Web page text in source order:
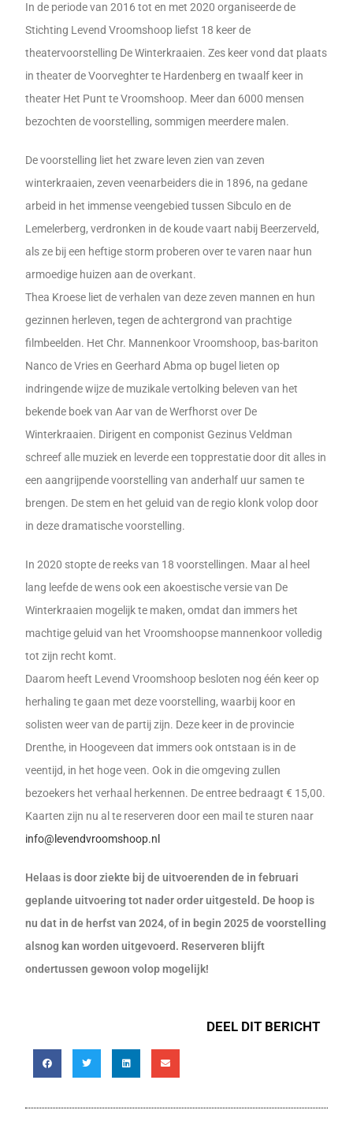
In de periode van 2016 tot en met 2020 organiseerde de
Stichting Levend Vroomshoop liefst 18 keer de
theatervoorstelling De Winterkraaien. Zes keer vond dat plaats
in theater de Voorveghter te Hardenberg en twaalf keer in
theater Het Punt te Vroomshoop. Meer dan 6000 mensen
bezochten de voorstelling, sommigen meerdere malen.
De voorstelling liet het zware leven zien van zeven
winterkraaien, zeven veenarbeiders die in 1896, na gedane
arbeid in het immense veengebied tussen Sibculo en de
Lemelerberg, verdronken in de koude vaart nabij Beerzerveld,
als ze bij een heftige storm proberen over te varen naar hun
armoedige huizen aan de overkant.
Thea Kroese liet de verhalen van deze zeven mannen en hun
gezinnen herleven, tegen de achtergrond van prachtige
filmbeelden. Het Chr. Mannenkoor Vroomshoop, bas-bariton
Nanco de Vries en Geerhard Abma op bugel lieten op
indringende wijze de muzikale vertolking beleven van het
bekende boek van Aar van de Werfhorst over De
Winterkraaien. Dirigent en componist Gezinus Veldman
schreef alle muziek en leverde een topprestatie door dit alles in
een aangrijpende voorstelling van anderhalf uur samen te
brengen. De stem en het geluid van de regio klonk volop door
in deze dramatische voorstelling.
In 2020 stopte de reeks van 18 voorstellingen. Maar al heel
lang leefde de wens ook een akoestische versie van De
Winterkraaien mogelijk te maken, omdat dan immers het
machtige geluid van het Vroomshoopse mannenkoor volledig
tot zijn recht komt.
Daarom heeft Levend Vroomshoop besloten nog één keer op
herhaling te gaan met deze voorstelling, waarbij koor en
solisten weer van de partij zijn. Deze keer in de provincie
Drenthe, in Hoogeveen dat immers ook ontstaan is in de
veentijd, in het hoge veen. Ook in die omgeving zullen
bezoekers het verhaal herkennen. De entree bedraagt € 15,00.
Kaarten zijn nu al te reserveren door een mail te sturen naar
info@levendvroomshoop.nl
Helaas is door ziekte bij de uitvoerenden de in februari
geplande uitvoering tot nader order uitgesteld. De hoop is
nu dat in de herfst van 2024, of in begin 2025 de voorstelling
alsnog kan worden uitgevoerd. Reserveren blijft
ondertussen gewoon volop mogelijk!
DEEL DIT BERICHT